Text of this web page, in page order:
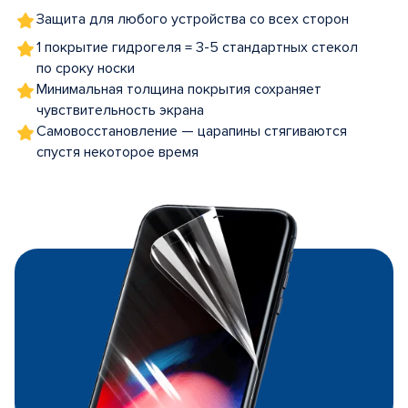
Защита для любого устройства со всех сторон
1 покрытие гидрогеля = 3-5 стандартных стекол
по сроку носки
Минимальная толщина покрытия сохраняет
чувствительность экрана
Самовосстановление — царапины стягиваются
спустя некоторое время